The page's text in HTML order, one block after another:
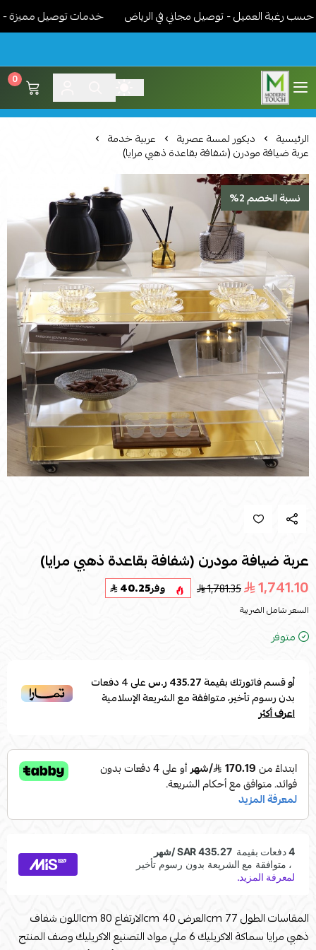
العميل - توصيل مجاني في الرياض خدمات توصيل مميزة -
اثاث مودرن لمسة عصرية
0
الرئيسية ديكور لمسة عصرية عربية خدمة
عربة ضيافة مودرن (شفافة بقاعدة ذهبي مرايا)
نسبة الخصم 2%
عربة ضيافة مودرن (شفافة بقاعدة ذهبي مرايا)
1,741.10
1,781.35 وفر40.25
السعر شامل الضريبة
متوفر
أو قسم فاتورتك بقيمة435.27 ر.س على4دفعات
بدون رسوم تأخير، متوافقة مع الشريعة الإسلامية
اعرف أكثر
المقاسات الطول 77 cmالعرض 40 cmالارتفاع 80 cmاللون شفاف
ذهبي مرايا سماكة الاكريليك 6 ملي مواد التصنيع الاكريليك وصف المنتج